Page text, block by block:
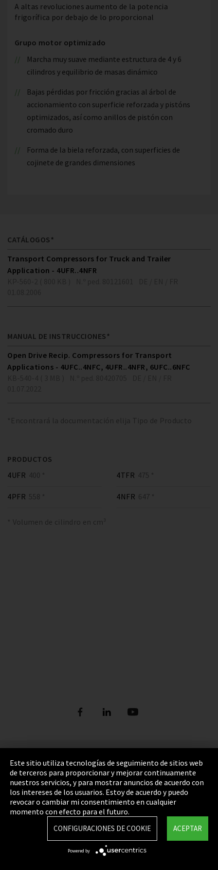
A altas revoluciones aumento de la potencia
frigorífica por debajo de lo proporcional
Grupo motor optimizado
Marcha muy suave mediante estructura de 4 y 6
cilindros y equilibrio de masas dinámico
Bajas pérdidas por fricción gracias al árbol de
accionamiento con superficie reforzada y pistóns
optimizados, así como anillos de pistón con
cromado duro
Forma de la biela reforzada, con superficies de
cojinete de grandes dimensiones
CATÁLOGOS*
Transport Compressors for Truck and Trailer
Application - 4UFR..4NFR
MANUAL DE INSTRUCCIONES*
Open Drive Recip. Compressors for Transport
Applications - 4UFC..4NFC, 4UFR..4NFR, 6UFC..6NFC
*Encontrará la documentación elija Tipo de Producto
PRODUCTOS
4UFR 400 * 4TFR 475 *
4PFR 558 * 4NFR 647 *
* Volumen de cilindro en cm³
Pie de imprenta
Política de privacidad
Cookie Settings
Términos y Condiciones
Mapa del sitio
Integrity Line
Este sitio utiliza tecnologías de seguimiento de sitios web
de terceros para proporcionar y mejorar continuamente
nuestros servicios, y para mostrar anuncios de acuerdo con
los intereses de los usuarios. Estoy de acuerdo y puedo
revocar o cambiar mi consentimiento en cualquier
momento con efecto para el futuro.
ACEPTAR
CONFIGURACIONES DE COOKIE
Powered by